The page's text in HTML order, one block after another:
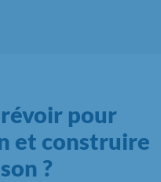
pour
et construire
?